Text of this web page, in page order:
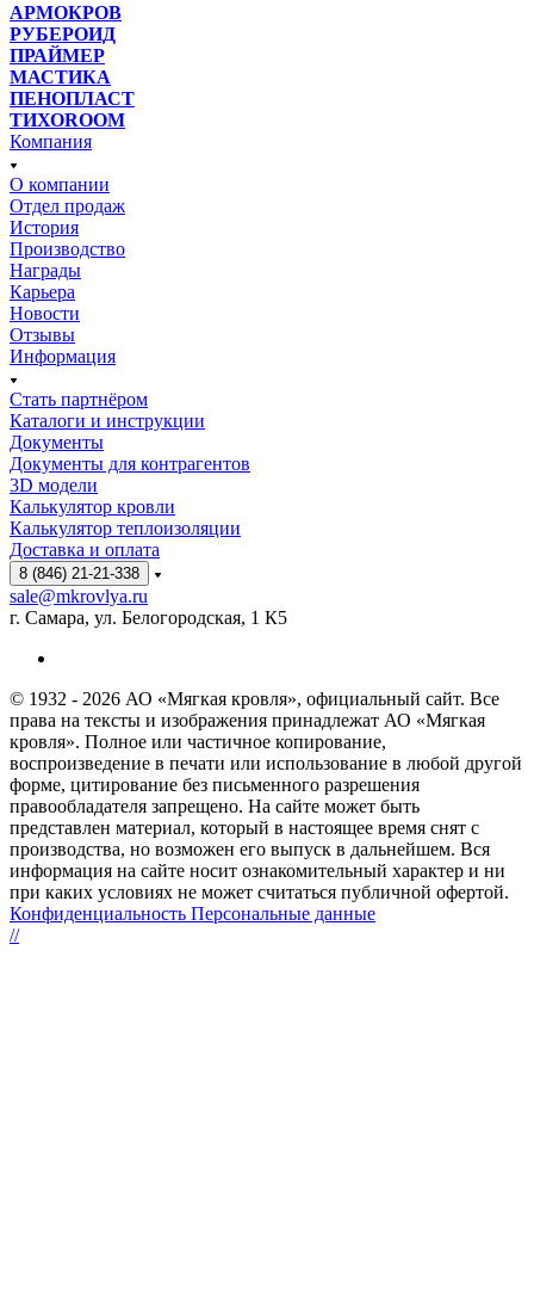
АРМОКРОВ
РУБЕРОИД
ПРАЙМЕР
МАСТИКА
ПЕНОПЛАСТ
ТИХОROOM
Компания
О компании
Отдел продаж
История
Производство
Награды
Карьера
Новости
Отзывы
Информация
Стать партнёром
Каталоги и инструкции
Документы
Документы для контрагентов
3D модели
Калькулятор кровли
Калькулятор теплоизоляции
Доставка и оплата
8 (846) 21-21-338
sale@mkrovlya.ru
г. Самара, ул. Белогородская, 1 К5
© 1932 - 2026 АО «Мягкая кровля», официальный сайт. Все
права на тексты и изображения принадлежат АО «Мягкая
кровля». Полное или частичное копирование,
воспроизведение в печати или использование в любой другой
форме, цитирование без письменного разрешения
правообладателя запрещено. На сайте может быть
представлен материал, который в настоящее время снят с
производства, но возможен его выпуск в дальнейшем. Вся
информация на сайте носит ознакомительный характер и ни
при каких условиях не может считаться публичной офертой.
Конфиденциальность Персональные данные
//